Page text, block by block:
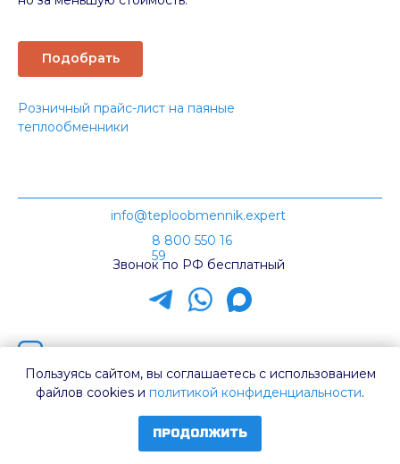
Подобрать
Розничный прайс-лист на паяные
теплообменники
Пользуясь сайтом, вы соглашаетесь с использованием
файлов cookies и политикой конфиденциальности.
ПРОДОЛЖИТЬ
Звонок по РФ бесплатный
Каталог ТТ
8 800 550 16
59
info@teploobmennik.expert
Политика конфиденциальности